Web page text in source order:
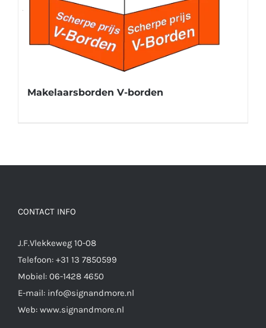
Makelaarsborden V-borden
CONTACT INFO
J.F.Vlekkeweg 10-08
Telefoon: +31 13 7850599
Mobiel: 06-1428 4650
E-mail: info@signandmore.nl
Web: www.signandmore.nl